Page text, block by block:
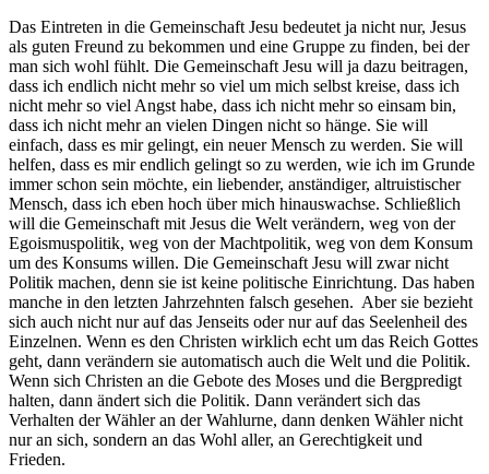
Das Eintreten in die Gemeinschaft Jesu bedeutet ja nicht nur, Jesus
als guten Freund zu bekommen und eine Gruppe zu finden, bei der
man sich wohl fühlt. Die Gemeinschaft Jesu will ja dazu beitragen,
dass ich endlich nicht mehr so viel um mich selbst kreise, dass ich
nicht mehr so viel Angst habe, dass ich nicht mehr so einsam bin,
dass ich nicht mehr an vielen Dingen nicht so hänge. Sie will
einfach, dass es mir gelingt, ein neuer Mensch zu werden. Sie will
helfen, dass es mir endlich gelingt so zu werden, wie ich im Grunde
immer schon sein möchte, ein liebender, anständiger, altruistischer
Mensch, dass ich eben hoch über mich hinauswachse. Schließlich
will die Gemeinschaft mit Jesus die Welt verändern, weg von der
Egoismuspolitik, weg von der Machtpolitik, weg von dem Konsum
um des Konsums willen. Die Gemeinschaft Jesu will zwar nicht
Politik machen, denn sie ist keine politische Einrichtung. Das haben
manche in den letzten Jahrzehnten falsch gesehen. Aber sie bezieht
sich auch nicht nur auf das Jenseits oder nur auf das Seelenheil des
Einzelnen. Wenn es den Christen wirklich echt um das Reich Gottes
geht, dann verändern sie automatisch auch die Welt und die Politik.
Wenn sich Christen an die Gebote des Moses und die Bergpredigt
halten, dann ändert sich die Politik. Dann verändert sich das
Verhalten der Wähler an der Wahlurne, dann denken Wähler nicht
nur an sich, sondern an das Wohl aller, an Gerechtigkeit und
Frieden.